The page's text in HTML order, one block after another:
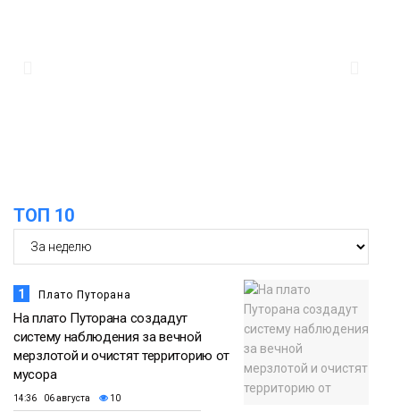
ТОП 10
1 Плато Путорана
На плато Путорана создадут
систему наблюдения за вечной
мерзлотой и очистят территорию от
мусора
14:36 06 августа 10